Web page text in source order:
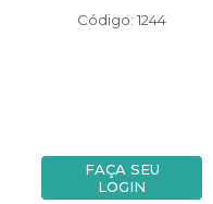
Código: 1244
FAÇA SEU
LOGIN